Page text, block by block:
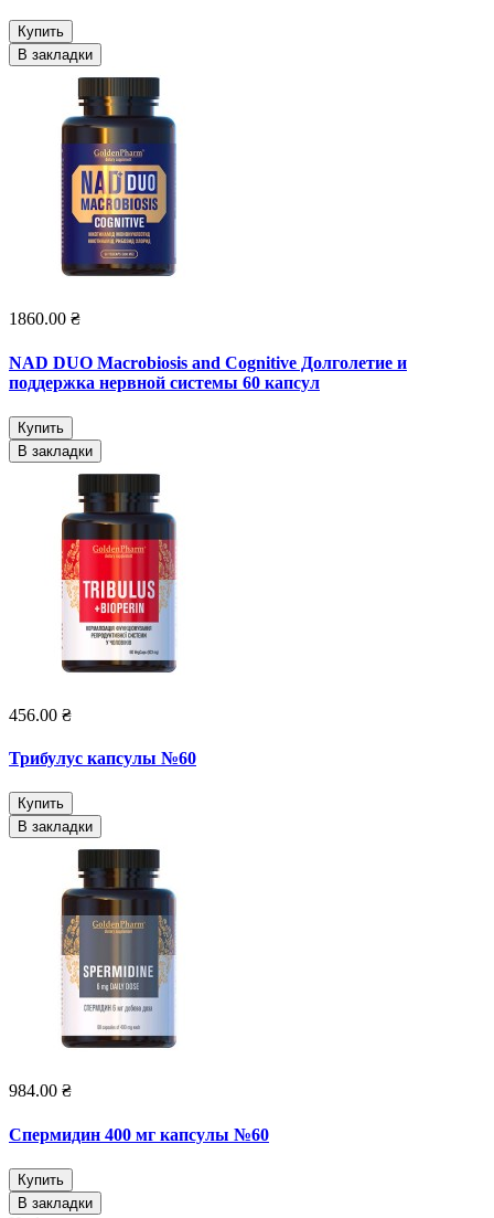
Купить
В закладки
1860.00 ₴
NAD DUO Macrobiosis and Cognitive Долголетие и
поддержка нервной системы 60 капсул
Купить
В закладки
456.00 ₴
Трибулус капсулы №60
Купить
В закладки
984.00 ₴
Спермидин 400 мг капсулы №60
Купить
В закладки